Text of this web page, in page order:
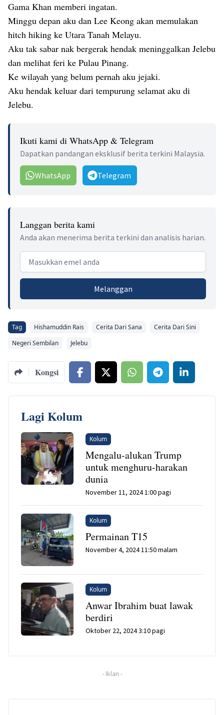
Gama Khan memberi ingatan.
Minggu depan aku dan Lee Keong akan memulakan
hitch hiking ke Utara Tanah Melayu.
Aku tak sabar nak bergerak hendak meninggalkan Jelebu
dan melihat feri ke Pulau Pinang.
Ke wilayah yang belum pernah aku jejaki.
Aku hendak keluar dari tempurung selamat aku di
Jelebu.
Ikuti kami di WhatsApp & Telegram
Dapatkan pandangan eksklusif berita terkini Malaysia.
WhatsApp Telegram
Langgan berita kami
Anda akan menerima berita terkini dan analisis harian.
Email address
Melanggan
Tag Hishamuddin Rais Cerita Dari Sana
Cerita Dari Sini
Negeri Sembilan
Jelebu
Kongsi
Lagi Kolum
Kolum
Mengalu-alukan Trump
untuk menghuru-harakan
dunia
November 11, 2024 1:00 pagi
Kolum
Permainan T15
November 4, 2024 11:50 malam
Kolum
Anwar Ibrahim buat lawak
berdiri
Oktober 22, 2024 3:10 pagi
- Iklan -